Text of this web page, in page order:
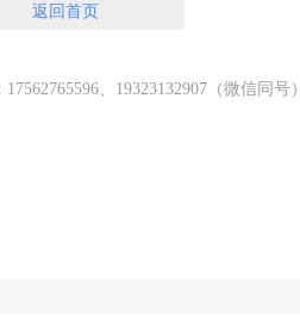
返回首页
、19323132907（微信同号）